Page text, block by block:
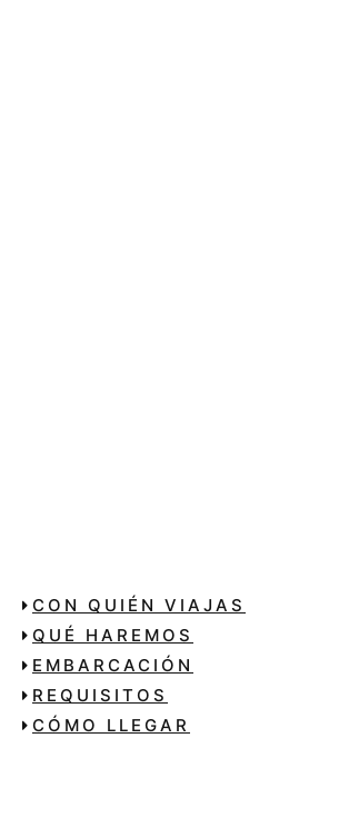
CON QUIÉN VIAJAS
QUÉ HAREMOS
EMBARCACIÓN
REQUISITOS
CÓMO LLEGAR